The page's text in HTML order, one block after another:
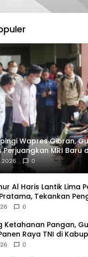
Wapres Gibran,
Perjuangkan MRI Baru
Dokter Spesialis
Mattaher
2026 0
Al Haris Lantik Lima
Tekankan
0
Ketahanan Pangan,
Raya TNI di
Timur
0